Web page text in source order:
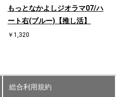
もっとなかよしジオラマ07/ハ
ート右(ブルー)【推し活】
￥1,320
総合利用規約